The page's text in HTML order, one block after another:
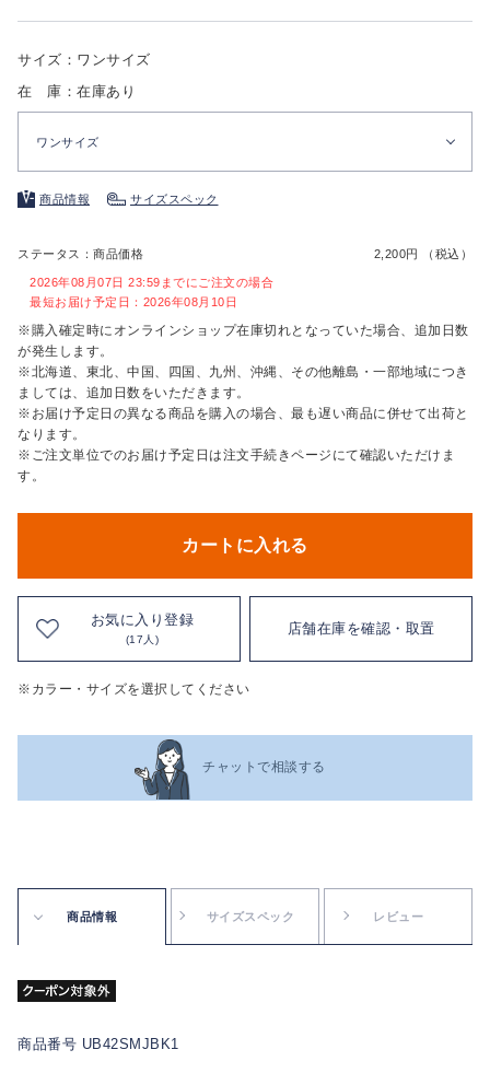
サイズ：ワンサイズ
在 庫：在庫あり
ワンサイズ
商品情報 サイズスペック
ステータス：商品価格 2,200円 （税込）
2026年08月07日 23:59までにご注文の場合
最短お届け予定日：2026年08月10日
※購入確定時にオンラインショップ在庫切れとなっていた場合、追加日数
が発生します。
※北海道、東北、中国、四国、九州、沖縄、その他離島・一部地域につき
ましては、追加日数をいただきます。
※お届け予定日の異なる商品を購入の場合、最も遅い商品に併せて出荷と
なります。
※ご注文単位でのお届け予定日は注文手続きページにて確認いただけま
す。
カートに入れる
お気に入り登録
(17人)
店舗在庫を確認・取置
※カラー・サイズを選択してください
チャットで相談する
商品情報 サイズスペック レビュー
商品番号 UB42SMJBK1